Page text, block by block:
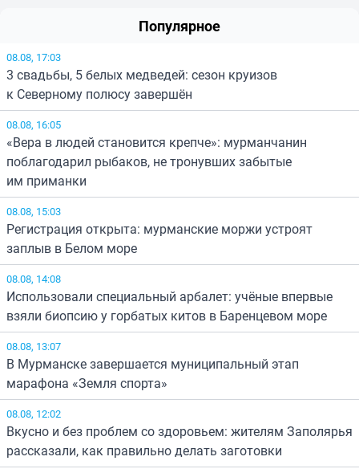
Популярное
08.08, 17:03
3 свадьбы, 5 белых медведей: сезон круизов
к Северному полюсу завершён
08.08, 16:05
«Вера в людей становится крепче»: мурманчанин
поблагодарил рыбаков, не тронувших забытые
им приманки
08.08, 15:03
Регистрация открыта: мурманские моржи устроят
заплыв в Белом море
08.08, 14:08
Использовали специальный арбалет: учёные впервые
взяли биопсию у горбатых китов в Баренцевом море
08.08, 13:07
В Мурманске завершается муниципальный этап
марафона «Земля спорта»
08.08, 12:02
Вкусно и без проблем со здоровьем: жителям Заполярья
рассказали, как правильно делать заготовки